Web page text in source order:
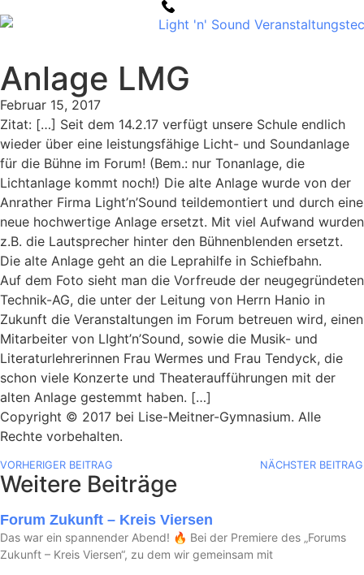
Anlage LMG
Februar 15, 2017
Zitat: […] Seit dem 14.2.17 verfügt unsere Schule endlich
wieder über eine leistungsfähige Licht- und Soundanlage
für die Bühne im Forum! (Bem.: nur Tonanlage, die
Lichtanlage kommt noch!) Die alte Anlage wurde von der
Anrather Firma Light’n’Sound teildemontiert und durch eine
neue hochwertige Anlage ersetzt. Mit viel Aufwand wurden
z.B. die Lautsprecher hinter den Bühnenblenden ersetzt.
Die alte Anlage geht an die Leprahilfe in Schiefbahn.
Auf dem Foto sieht man die Vorfreude der neugegründeten
Technik-AG, die unter der Leitung von Herrn Hanio in
Zukunft die Veranstaltungen im Forum betreuen wird, einen
Mitarbeiter von LIght’n’Sound, sowie die Musik- und
Literaturlehrerinnen Frau Wermes und Frau Tendyck, die
schon viele Konzerte und Theateraufführungen mit der
alten Anlage gestemmt haben. […]
Copyright © 2017 bei Lise-Meitner-Gymnasium. Alle
Rechte vorbehalten.
VORHERIGER BEITRAG NÄCHSTER BEITRAG
Weitere Beiträge
Forum Zukunft – Kreis Viersen
Das war ein spannender Abend! 🔥 Bei der Premiere des „Forums
Zukunft – Kreis Viersen“, zu dem wir gemeinsam mit